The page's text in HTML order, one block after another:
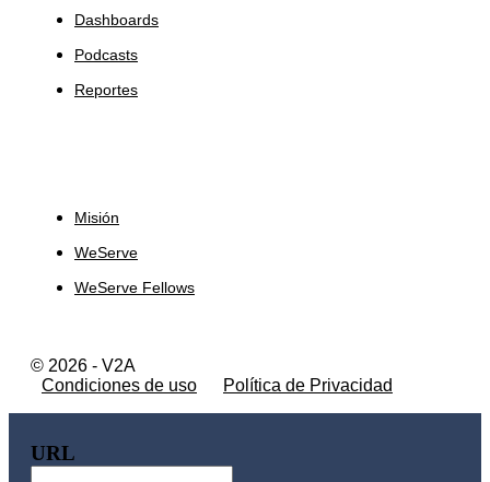
Dashboards
Podcasts
Reportes
Misión
WeServe
WeServe Fellows
© 2026 - V2A
Condiciones de uso
Política de Privacidad
URL